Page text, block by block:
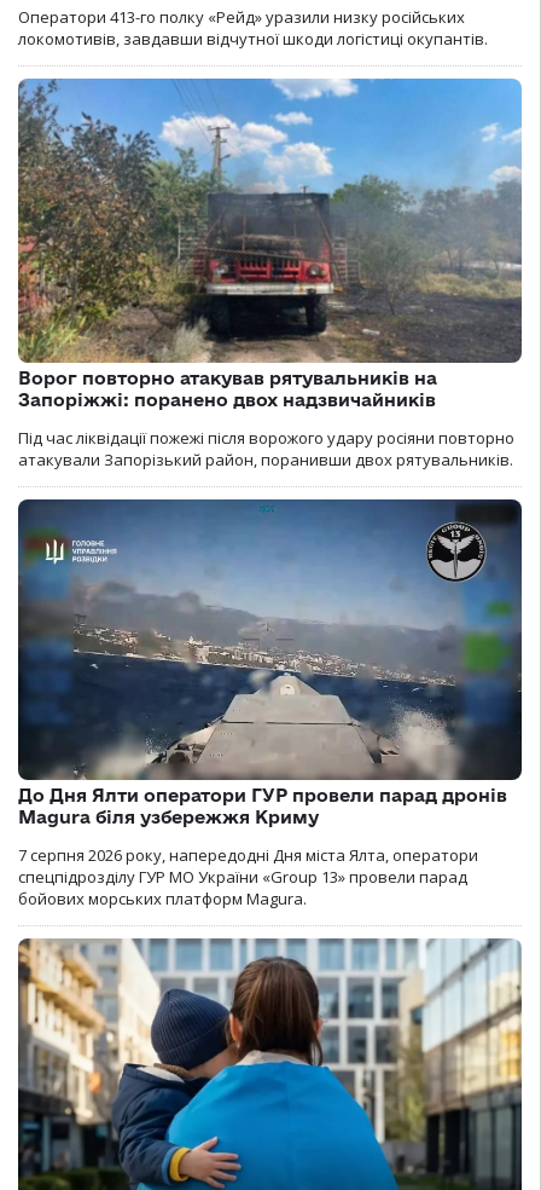
Оператори 413-го полку «Рейд» уразили низку російських
локомотивів, завдавши відчутної шкоди логістиці окупантів.
Ворог повторно атакував рятувальників на
Запоріжжі: поранено двох надзвичайників
Під час ліквідації пожежі після ворожого удару росіяни повторно
атакували Запорізький район, поранивши двох рятувальників.
До Дня Ялти оператори ГУР провели парад дронів
Magura біля узбережжя Криму
7 серпня 2026 року, напередодні Дня міста Ялта, оператори
спецпідрозділу ГУР МО України «Group 13» провели парад
бойових морських платформ Magura.